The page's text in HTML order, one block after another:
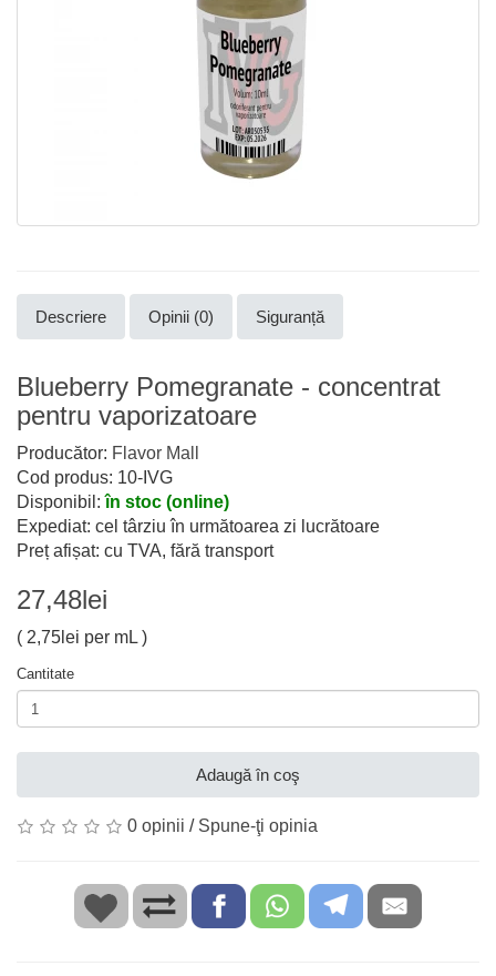
Descriere Opinii (0) Siguranță
Blueberry Pomegranate - concentrat
pentru vaporizatoare
Producător: Flavor Mall
Cod produs: 10-IVG
Disponibil:în stoc (online)
Expediat: cel târziu în următoarea zi lucrătoare
Preț afișat: cu TVA, fără transport
27,48lei
( 2,75lei per mL )
Cantitate
Adaugă în coş
0 opinii / Spune-ţi opinia